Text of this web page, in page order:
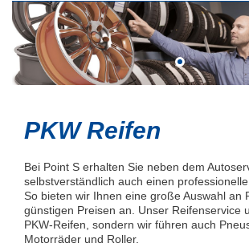
PKW Reifen
Bei Point S erhalten Sie neben dem
selbstverständlich auch einen
So bieten wir Ihnen eine große Auswahl an
günstigen Preisen an. Unser Reifenservice
PKW-Reifen, sondern wir führen auch
Motorräder und Roller.